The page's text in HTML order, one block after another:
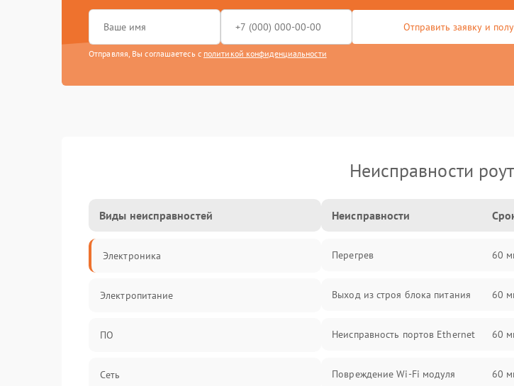
Отправить заявку и
Отправляя, Вы соглашаетесь с политикой конфиденциальности
Неисправности
Виды неисправностей
Электроника
Электропитание
ПО
Сеть
Неисправности
Перегрев 60
Выход из строя блока питания 60
Неисправность портов Ethernet 60
Повреждение Wi-Fi модуля 60